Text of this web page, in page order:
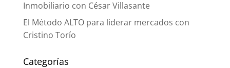
Inmobiliario con César Villasante
El Método ALTO para liderar mercados con
Cristino Torío
Categorías